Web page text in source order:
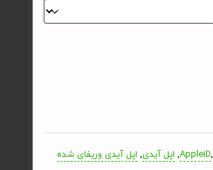
AppleiD,
, اپل آیدی, اپل آیدی وریفای شده